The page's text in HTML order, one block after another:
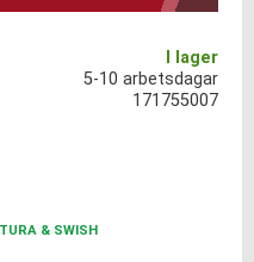
I lager
171755007
5-10 arbetsdagar
& SWISH